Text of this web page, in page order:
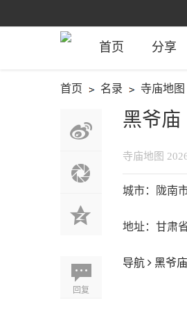
首页 分享
首页 名录 寺庙地图
›
回复
黑爷庙
寺庙地图
城市：陇南
地址：甘肃
导航 黑爷庙